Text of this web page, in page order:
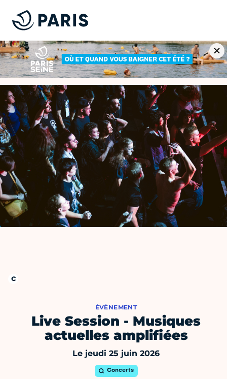
ÉVÈNEMENT
Live Session - Musiques
actuelles amplifiées
Le jeudi 25 juin 2026
Concerts